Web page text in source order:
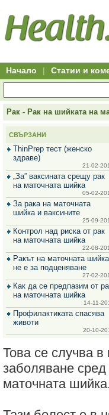
Всички
офети
за
Hitro.bg
Всички
оферти
Hitro.bg
оферти
Hitro.bg
във
всички
Всички
оферти
групово
намаление
оферти
Сайтът
зехтин
маслини
пазаруване
изгодни
оферти
50+
начало
Клуб
Начало | Статии и
Рак - Рак на шийката на
СВЪРЗАНИ
ThinPrep тест (женско
здраве)
21-02-
„За” ваксината срещу рак
на маточната шийка
05-02-
За рака на маточната
шийка и ваксините
25-09-
Контрол над риска от рак
на маточната шийка
22-08-
Ракът на маточната шийка
не е за подценяване
27-02-
Как да се предпазим от
на маточната шийка
14-11-
Профилактиката спасява
животи
20-10-
Това се случва
заболяване сред
маточната шийка.